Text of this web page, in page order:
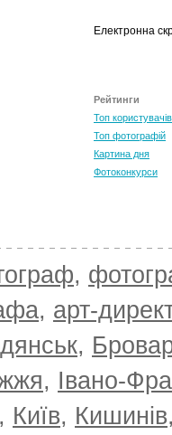
+6.59 ТОП 100
+4.30
Електронна
Рейтинги
Топ користувачів
Топ фотографій
Картина дня
Фотоконкурси
,
, арт-
,
, Івано-
, Київ, Кишинів